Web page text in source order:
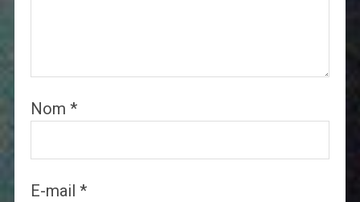
Nom *
E-mail *